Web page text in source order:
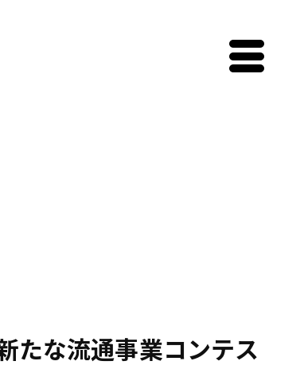
たな流通事業コンテス